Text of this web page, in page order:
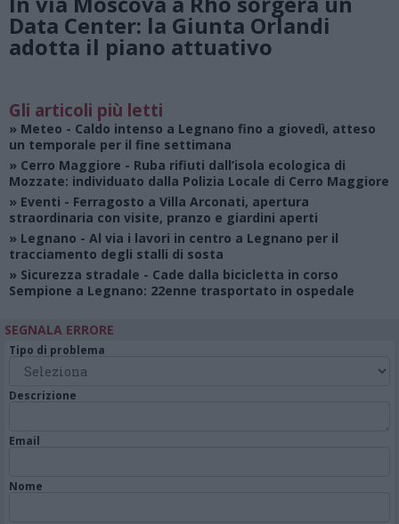
Data Center: la Giunta Orlandi
adotta il piano attuativo
Gli articoli più letti
» Meteo - Caldo intenso a Legnano fino a giovedì, atteso
un temporale per il fine settimana
» Cerro Maggiore - Ruba rifiuti dall’isola ecologica di
Mozzate: individuato dalla Polizia Locale di Cerro Maggiore
» Eventi - Ferragosto a Villa Arconati, apertura
straordinaria con visite, pranzo e giardini aperti
» Legnano - Al via i lavori in centro a Legnano per il
tracciamento degli stalli di sosta
» Sicurezza stradale - Cade dalla bicicletta in corso
Sempione a Legnano: 22enne trasportato in ospedale
SEGNALA ERRORE
Tipo di problema
Descrizione
Email
Nome